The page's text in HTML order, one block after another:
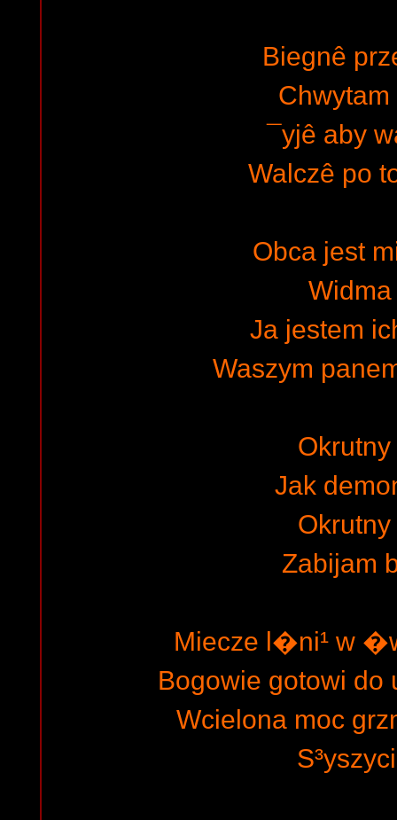
Biegnê
Chwytam
¯yjê aby
Walczê po
Obca jest
Widma
Ja jestem
Waszym
Okrutny
Jak
Okrutny
Zabijam
Miecze l�ni¹ w
Bogowie gotowi do
Wcielona moc